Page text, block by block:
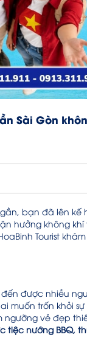
Sài Gòn
bạn đã lên
hưởng không
Tourist
được nhiều
muốn trốn khỏi
ngưỡng vẻ đẹp
nướng BBQ,